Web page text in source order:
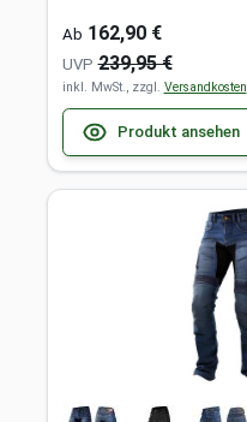
Ab 162,90 €
UVP 239,95 €
inkl. MwSt., zzgl. Versandkosten
Produkt ansehen